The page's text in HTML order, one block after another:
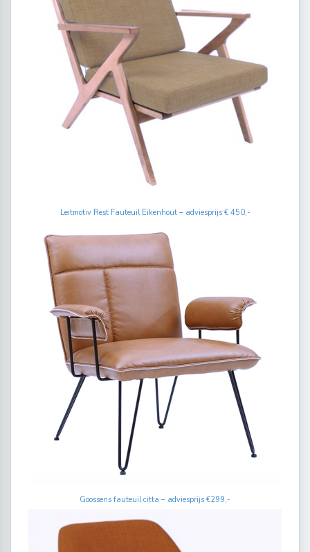
Leitmotiv Rest Fauteuil Eikenhout – adviesprijs € 450,-
Goossens fauteuil citta – adviesprijs €299,-